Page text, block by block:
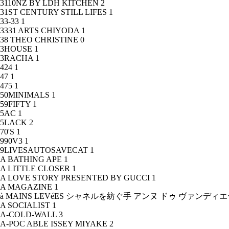
3110NZ BY LDH KITCHEN 2
31ST CENTURY STILL LIFES 1
33-33 1
3331 ARTS CHIYODA 1
38 THEO CHRISTINE 0
3HOUSE 1
3RACHA 1
424 1
47 1
475 1
50MINIMALS 1
59FIFTY 1
5AC 1
5LACK 2
70'S 1
990V3 1
9LIVESAUTOSAVECAT 1
A BATHING APE 1
A LITTLE CLOSER 1
A LOVE STORY PRESENTED BY GUCCI 1
A MAGAZINE 1
à MAINS LEVéES シャネルを紡ぐ手 アンヌ ドゥ ヴァンディ
A SOCIALIST 1
A-COLD-WALL 3
A-POC ABLE ISSEY MIYAKE 2